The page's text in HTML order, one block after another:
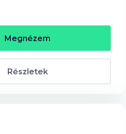
Megnézem
Részletek